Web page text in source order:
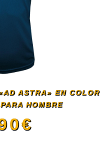
producto
variantes.
Las
opciones
se
pueden
ASTRA» EN COLOR
HOMBRE
€